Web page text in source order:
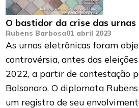
O bastidor da crise das
Rubens Barbosa01 abril 2023
As urnas eletrônicas foram
controvérsia, antes das
2022, a partir de contestação
Bolsonaro. O diplomata
um registro de seu